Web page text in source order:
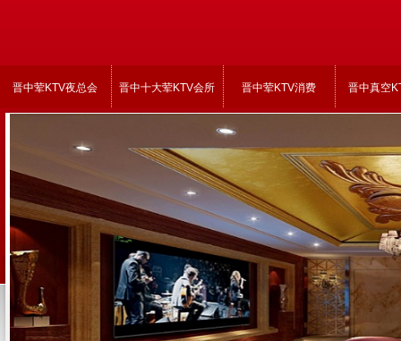
晋中荤KTV夜总会 晋中十大荤KTV会所 晋中荤KTV消费 晋中真空